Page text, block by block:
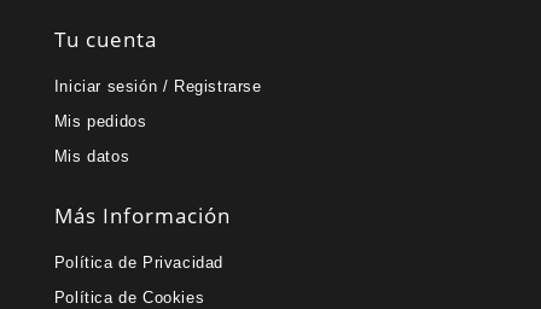
Tu cuenta
Iniciar sesión / Registrarse
Mis pedidos
Mis datos
Más Información
Política de Privacidad
Política de Cookies